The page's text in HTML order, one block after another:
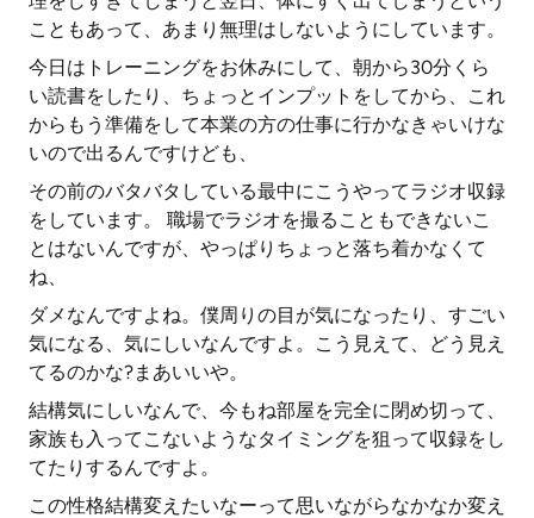
こともあって、あまり無理はしないようにしています。
今日はトレーニングをお休みにして、朝から30分くら
い読書をしたり、ちょっとインプットをしてから、これ
からもう準備をして本業の方の仕事に行かなきゃいけな
いので出るんですけども、
その前のバタバタしている最中にこうやってラジオ収録
をしています。 職場でラジオを撮ることもできないこ
とはないんですが、やっぱりちょっと落ち着かなくて
ね、
ダメなんですよね。僕周りの目が気になったり、すごい
気になる、気にしいなんですよ。こう見えて、どう見え
てるのかな?まあいいや。
結構気にしいなんで、今もね部屋を完全に閉め切って、
家族も入ってこないようなタイミングを狙って収録をし
てたりするんですよ。
この性格結構変えたいなーって思いながらなかなか変え